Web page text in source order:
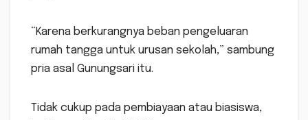
“Karena berkurangnya beban pengeluaran
rumah tangga untuk urusan sekolah,” sambung
pria asal Gunungsari itu.
Tidak cukup pada pembiayaan atau biasiswa,